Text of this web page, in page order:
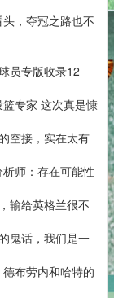
，夺冠之路也不
员专版收录12
篮专家 这次真是慷
空接，实在太有
师：存在可能性
输给英格兰很不
鬼话，我们是一
布劳内和哈特的